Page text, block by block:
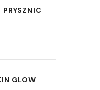
PRYSZNIC
GLOW